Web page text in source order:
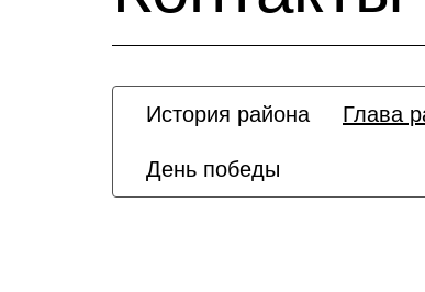
История района Глава
День победы